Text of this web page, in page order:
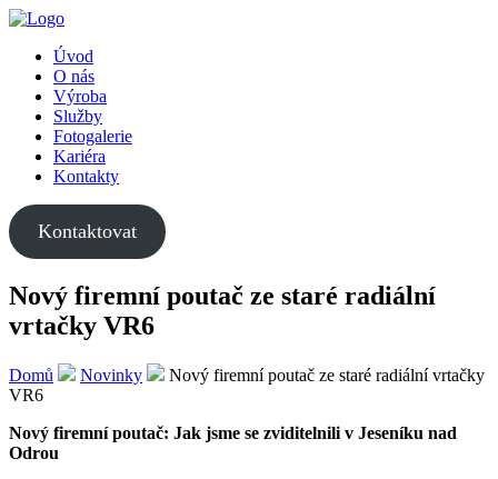
Úvod
O nás
Výroba
Služby
Fotogalerie
Kariéra
Kontakty
Kontaktovat
Nový firemní poutač ze staré radiální
vrtačky VR6
Domů Novinky
Nový firemní poutač ze staré radiální vrtačky
VR6
Nový firemní poutač: Jak jsme se zviditelnili v Jeseníku nad
Odrou